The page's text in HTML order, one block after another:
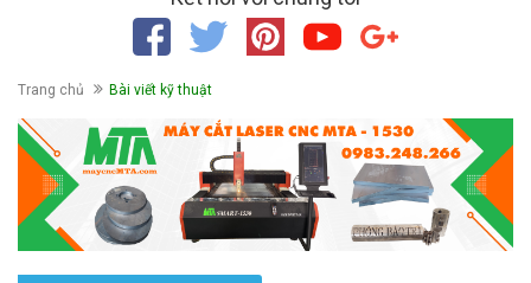
Trang chủ Bài viết kỹ thuật